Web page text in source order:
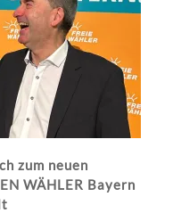
zum neuen
WÄHLER Bayern